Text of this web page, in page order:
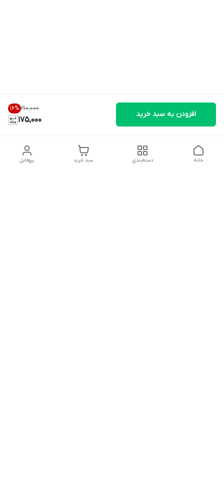
۲۱۰٬۰۰۰ 16%
175,000
افزودن به سبد خرید
پروفایل سبد خرید دسته‌بندی خانه